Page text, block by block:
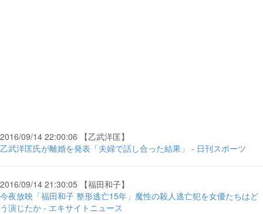
2016/09/14 22:00:06 【乙武洋匡】
乙武洋匡氏が離婚を発表「夫婦で話し合った結果」 - 日刊スポーツ
2016/09/14 21:30:05 【福田和子】
今夜放映「福田和子 整形逃亡15年」魔性の殺人逃亡犯を女優たちはど
う演じたか - エキサイトニュース